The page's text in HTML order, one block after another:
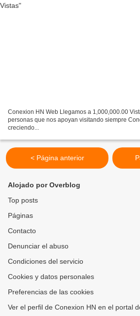
Conexion HN Web Llegamos a 1,000,000.00
personas que nos apoyan visitando siempre
creciendo...
< Página anterior
Alojado por Overblog
Top posts
Páginas
Contacto
Denunciar el abuso
Condiciones del servicio
Cookies y datos personales
Preferencias de las cookies
Ver el perfil de Conexion HN en el portal